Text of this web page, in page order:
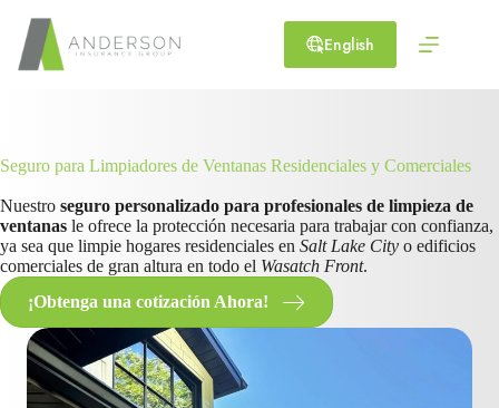
content
English
Seguro para Limpiadores de Ventanas Residenciales y Comerciales
Nuestro seguro personalizado para profesionales de limpieza de
ventanas le ofrece la protección necesaria para trabajar con confianza,
ya sea que limpie hogares residenciales en Salt Lake City o edificios
comerciales de gran altura en todo el Wasatch Front.
¡Obtenga una cotización Ahora!